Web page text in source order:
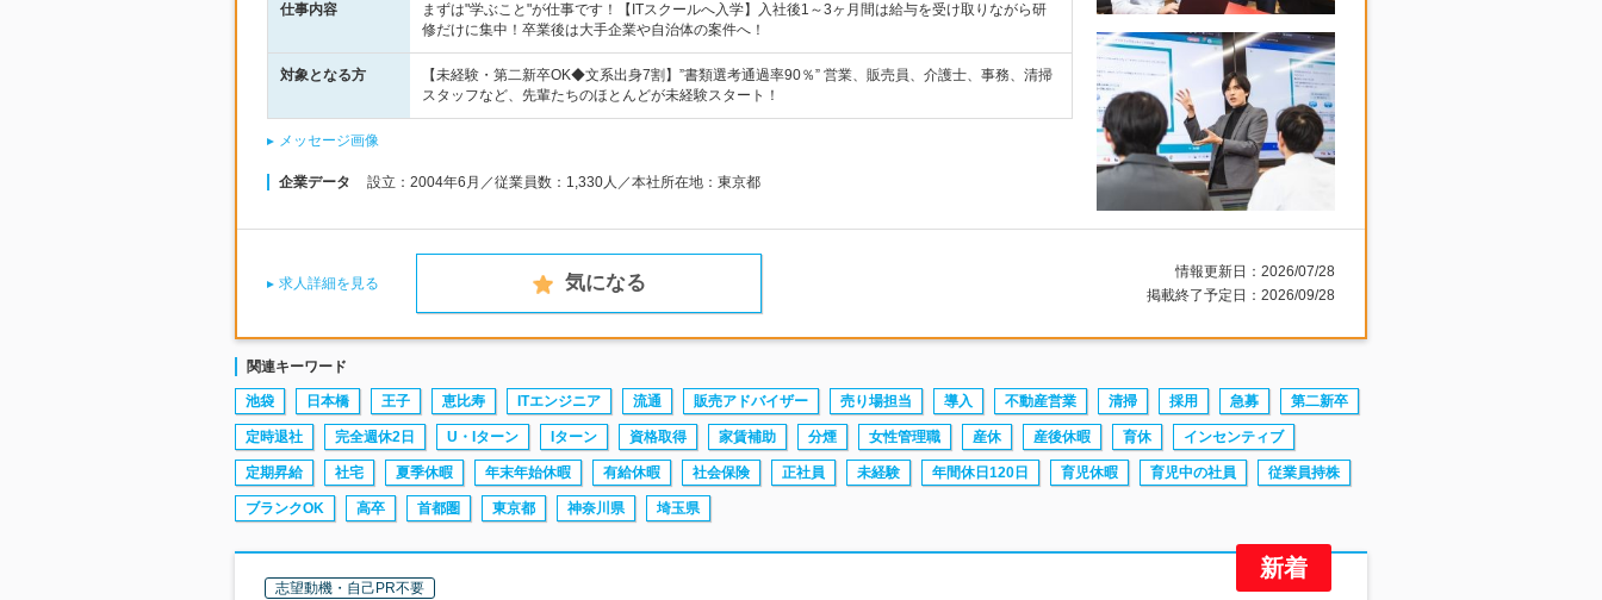
仕事内容
まずは"学ぶこと"が仕事です！【ITスクールへ入学】入社後1～3ヶ月間は給与を受け取りながら研
修だけに集中！卒業後は大手企業や自治体の案件へ！
対象となる方
【未経験・第二新卒OK◆文系出身7割】”書類選考通過率90％” 営業、販売員、介護士、事務、清掃
スタッフなど、先輩たちのほとんどが未経験スタート！
メッセージ画像
企業データ 設立：2004年6月／従業員数：1,330人／本社所在地：東京都
求人詳細を見る 気になる
情報更新日：2026/07/28
掲載終了予定日：2026/09/28
関連キーワード
池袋 日本橋 王子 恵比寿 ITエンジニア 流通 販売アドバイザー 売り場担当 導入 不動産営業 清掃 採用 急募 第二新卒
定時退社 完全週休2日 U・Iターン Iターン 資格取得 家賃補助 分煙 女性管理職 産休 産後休暇 育休 インセンティブ
定期昇給 社宅 夏季休暇 年末年始休暇 有給休暇 社会保険 正社員 未経験 年間休日120日 育児休暇 育児中の社員 従業員持株
ブランクOK 高卒 首都圏 東京都 神奈川県 埼玉県
志望動機・自己PR不要